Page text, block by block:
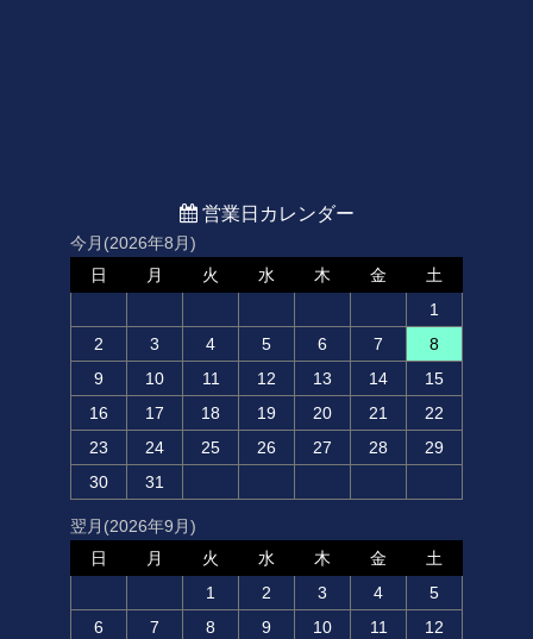
営業日カレンダー
今月(2026年8月)
日
月 火 水 木 金
土
1
2
3 4 5 6 7
8
9
10 11 12 13 14
15
16
17 18 19 20 21
22
23
24 25 26 27 28
29
30
31
翌月(2026年9月)
日
月 火 水 木 金
土
1
2 3 4
5
6
7 8 9 10 11
12